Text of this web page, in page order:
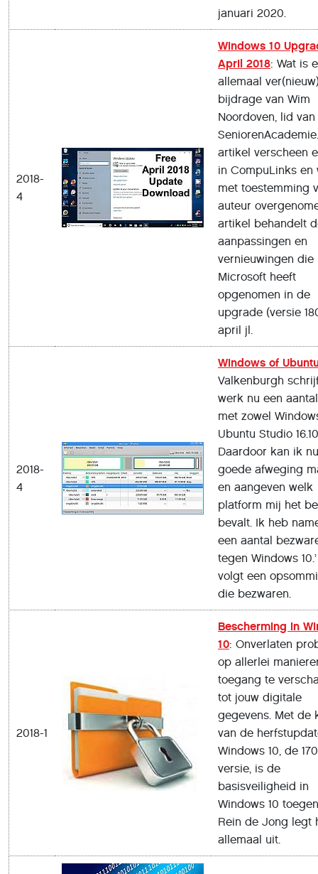
januari 2020.
2018-
4
Windows 10
April 2018: Wat is
allemaal
bijdrage van Wim
Noordoven, lid
artikel verscheen
in CompuLinks en
met toestemming
auteur
artikel behandelt
aanpassingen en
vernieuwingen die
Microsoft heeft
opgenomen in de
upgrade (versie
april jl.
2018-
4
Windows of
Valkenburgh
werk nu een
met zowel
Ubuntu Studio
Daardoor kan ik
goede afweging
en aangeven welk
platform mij het
bevalt. Ik heb
een aantal
tegen Windows
volgt een
die bezwaren.
2018-1
Bescherming in
10: Onverlaten
op allerlei
toegang te
tot jouw digitale
gegevens. Met de
van de
Windows 10, de
versie, is de
basisveiligheid in
Windows 10
Rein de Jong legt
allemaal uit.